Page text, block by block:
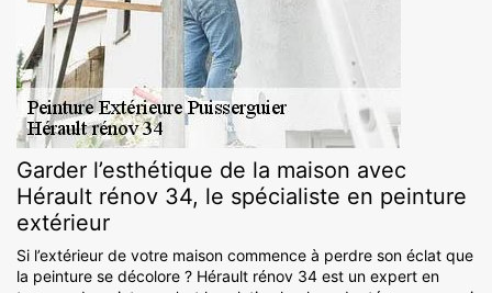
Garder l’esthétique de la maison avec
Hérault rénov 34, le spécialiste en peinture
extérieur
Si l’extérieur de votre maison commence à perdre son éclat que
la peinture se décolore ? Hérault rénov 34 est un expert en